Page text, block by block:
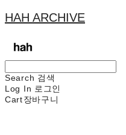
HAH ARCHIVE
Search 검색
Log In 로그인
Cart장바구니